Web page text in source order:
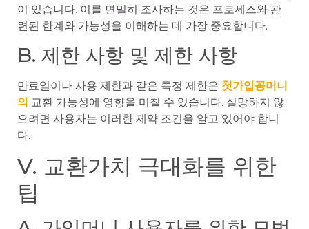
이 있습니다. 이를 면밀히 조사하는 것은 프로세스와 관
련된 한계와 가능성을 이해하는 데 가장 중요합니다.
B. 제한 사항 및 제한 사항
만료일이나 사용 제한과 같은 특정 제한은 첫가입꽁머니
의 교환 가능성에 영향을 미칠 수 있습니다. 실망하지 않
으려면 사용자는 이러한 제약 조건을 알고 있어야 합니
다.
V. 교환가치 극대화를 위한
팁